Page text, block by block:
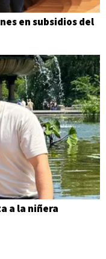
en subsidios del
a la niñera